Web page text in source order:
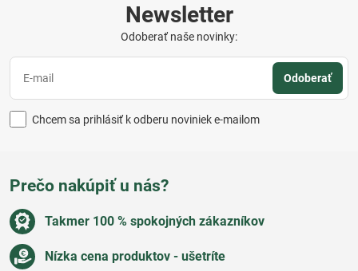
Newsletter
Odoberať naše novinky:
Odoberať
Chcem sa prihlásiť k odberu noviniek e-mailom
Prečo nakúpiť u nás?
Takmer 100 % spokojných zákazníkov
Nízka cena produktov - ušetríte